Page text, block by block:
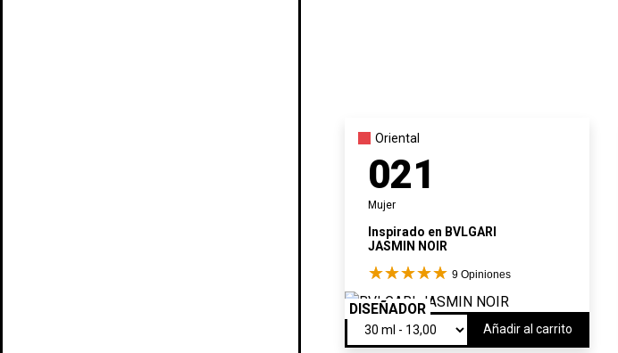
Oriental
021
Mujer
Inspirado en BVLGARI
JASMIN NOIR
9Opiniones
DISEÑADOR
Añadir al carrito